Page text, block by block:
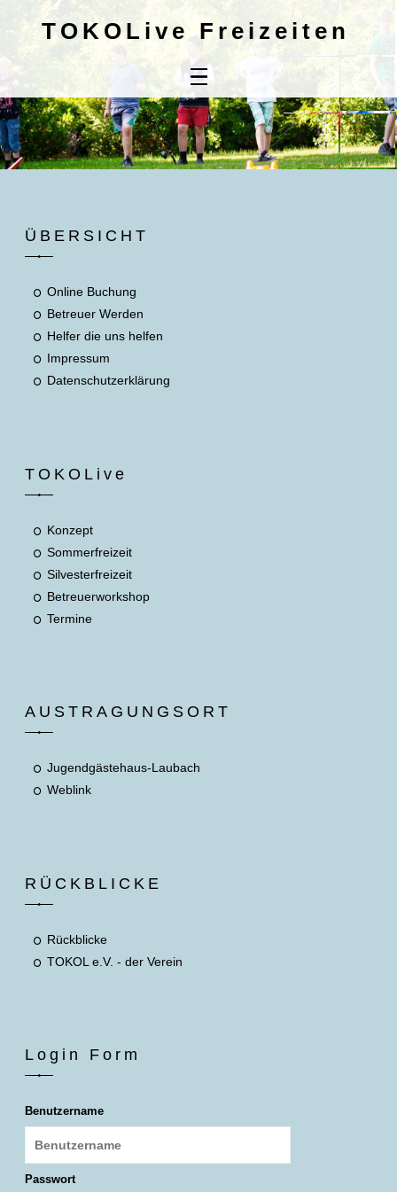
Home
Buchung
Kontaktdaten
TOKOLive Freizeiten
ÜBERSICHT
Online Buchung
Betreuer Werden
Helfer die uns helfen
Impressum
Datenschutzerklärung
TOKOLive
Konzept
Sommerfreizeit
Silvesterfreizeit
Betreuerworkshop
Termine
AUSTRAGUNGSORT
Jugendgästehaus-Laubach
Weblink
RÜCKBLICKE
Rückblicke
TOKOL e.V. - der Verein
Login Form
Benutzername
Passwort